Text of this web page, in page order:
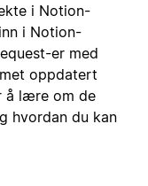
i Notion-
i Notion-
er med
oppdatert
å lære om de
hvordan du kan